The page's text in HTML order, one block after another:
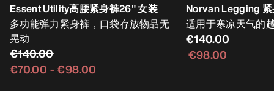
Essent Utility高腰紧身裤26" 女装
多功能弹力紧身裤，口袋存放物品无
晃动
€140.00
€70.00 -€98.00
Norvan Legging
适用于寒凉天气的
€140.00
€98.00